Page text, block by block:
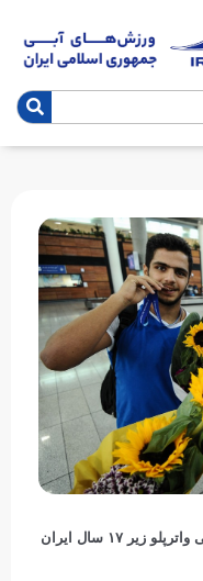
۱۷ سال ایران